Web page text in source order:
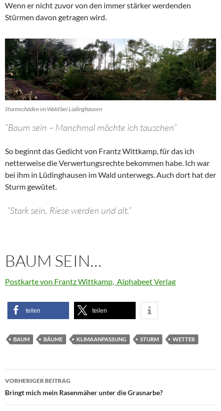
Wenn er nicht zuvor von den immer stärker werdenden
Stürmen davon getragen wird.
Sturmschäden im Wald bei Lüdinghausen
“Baum sein – Manchmal möchte ich tauschen”
So beginnt das Gedicht von Frantz Wittkamp, für das ich
netterweise die Verwertungsrechte bekommen habe. Ich war
bei ihm in Lüdinghausen im Wald unterwegs. Auch dort hat der
Sturm gewütet.
“Stark sein. Riese werden und alt.”
BAUM SEIN…
Postkarte von Frantz Wittkamp, Alphabeet Verlag
teilen teilen
BAUM BÄUME KLIMAANPASSUNG STURM WETTER
Beitragsnavigation
VORHERIGER BEITRAG
Bringt mich mein Rasenmäher unter die Grasnarbe?